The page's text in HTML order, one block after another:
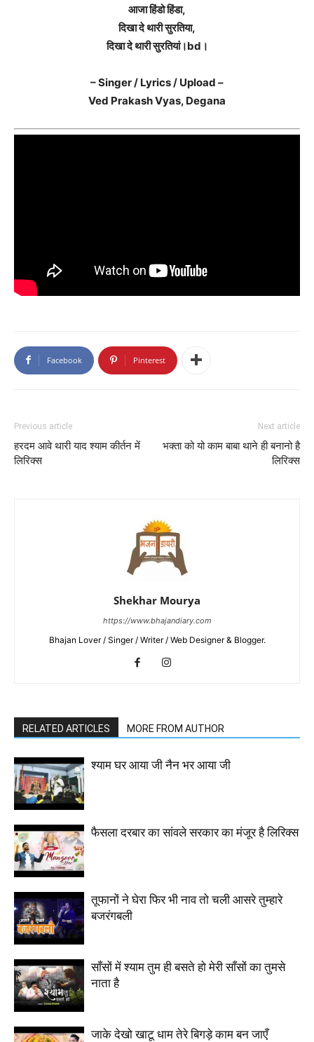
आजा हिंडो हिंडा,
दिखा दे थारी सुरतिया,
दिखा दे थारी सुरतियां।bd।
– Singer / Lyrics / Upload –
Ved Prakash Vyas, Degana
Facebook Pinterest
Previous article
हरदम आवे थारी याद श्याम कीर्तन में
लिरिक्स
Next article
भक्ता को यो काम बाबा थाने ही बनानो है
लिरिक्स
Shekhar Mourya
https://www.bhajandiary.com
Bhajan Lover / Singer / Writer / Web Designer & Blogger.
RELATED ARTICLES MORE FROM AUTHOR
श्याम घर आया जी नैन भर आया जी
फैसला दरबार का सांवले सरकार का मंजूर है लिरिक्स
तूफानों ने घेरा फिर भी नाव तो चली आसरे तुम्हारे
बजरंगबली
साँसों में श्याम तुम ही बसते हो मेरी साँसों का तुमसे
नाता है
जाके देखो खाटू धाम तेरे बिगड़े काम बन जाएँ